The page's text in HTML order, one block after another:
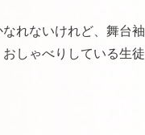
れないけれど、舞台袖
しゃべりしている生徒